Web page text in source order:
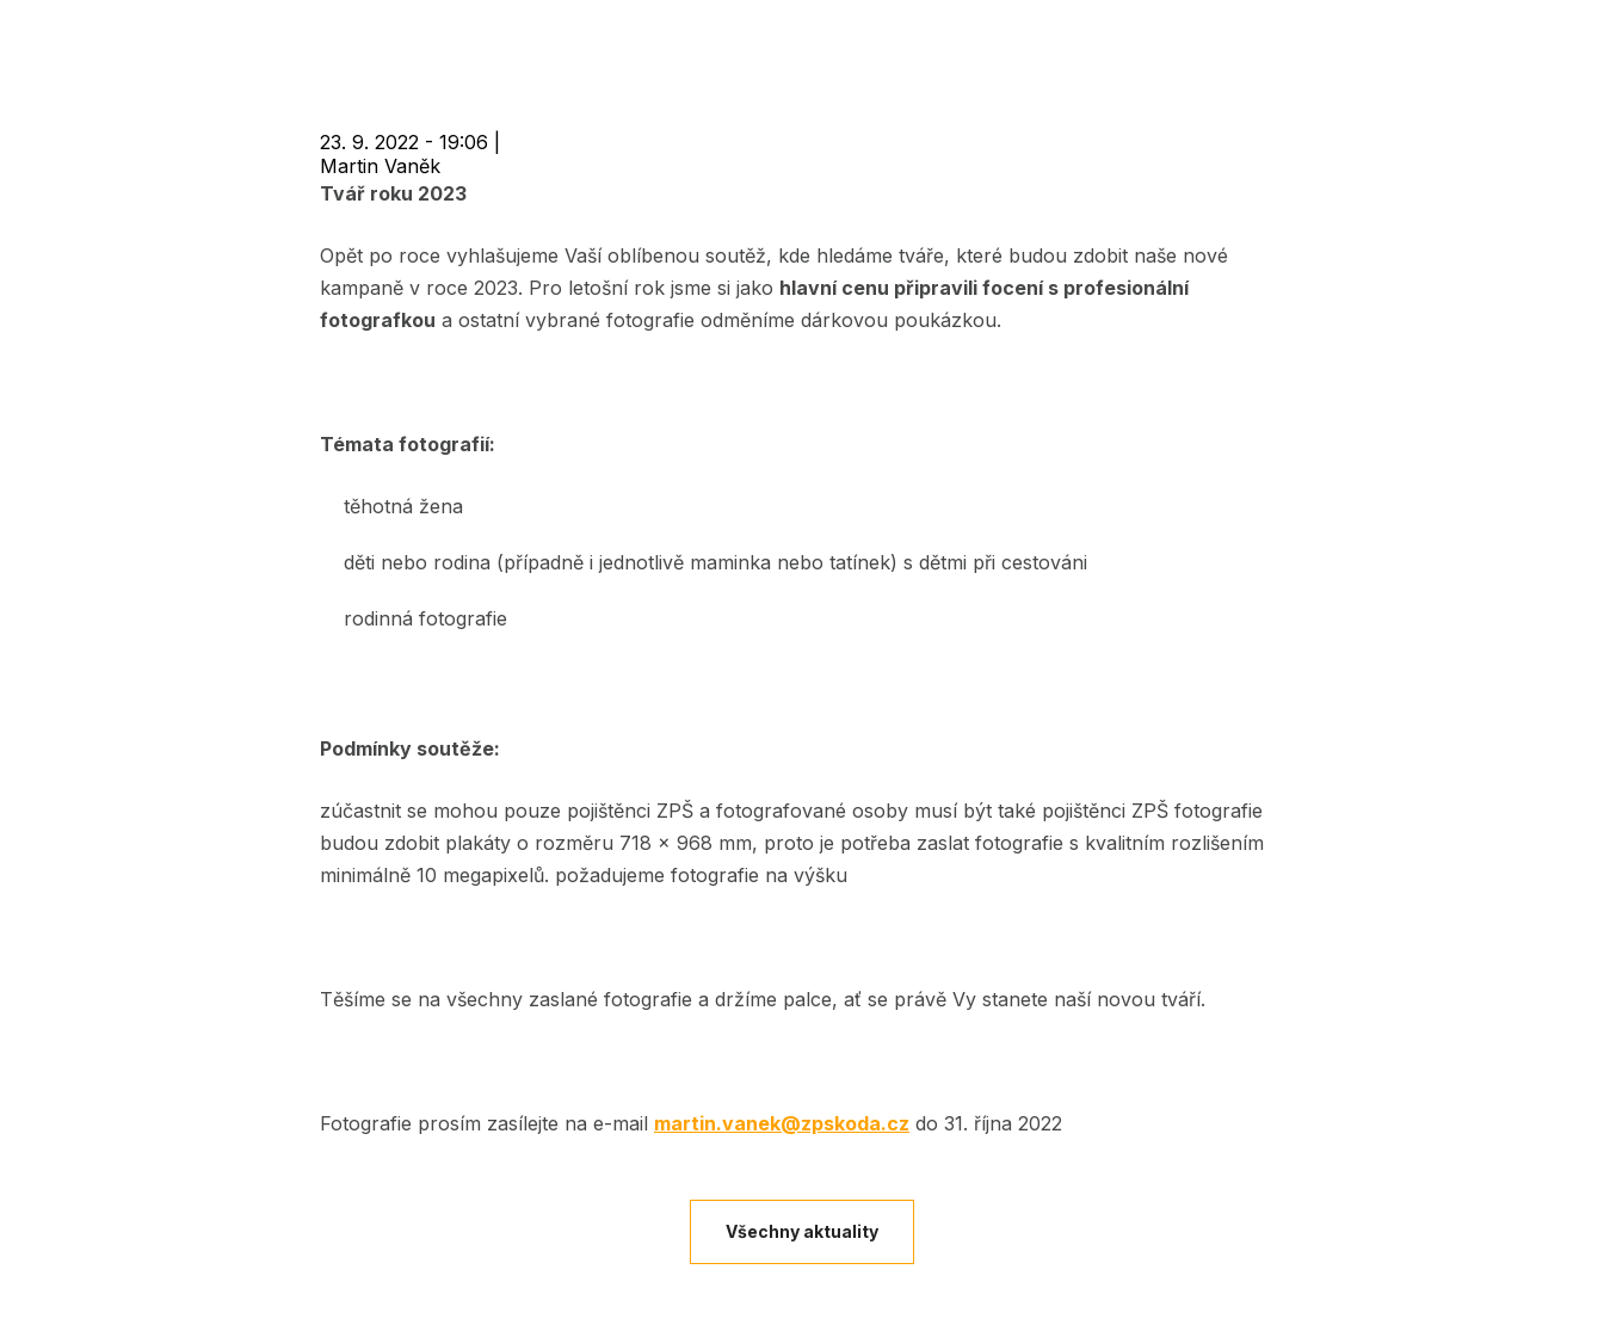
23. 9. 2022 - 19:06
Martin Vaněk
Tvář roku 2023
Opět po roce vyhlašujeme Vaší oblíbenou soutěž, kde hledáme tváře, které budou zdobit naše nové
kampaně v roce 2023. Pro letošní rok jsme si jako hlavní cenu připravili focení s profesionální
fotografkou a ostatní vybrané fotografie odměníme dárkovou poukázkou.
Témata fotografií:
těhotná žena
děti nebo rodina (případně i jednotlivě maminka nebo tatínek) s dětmi při cestováni
rodinná fotografie
Podmínky soutěže:
zúčastnit se mohou pouze pojištěnci ZPŠ a fotografované osoby musí být také pojištěnci ZPŠ fotografie
budou zdobit plakáty o rozměru 718 x 968 mm, proto je potřeba zaslat fotografie s kvalitním rozlišením
minimálně 10 megapixelů. požadujeme fotografie na výšku
Těšíme se na všechny zaslané fotografie a držíme palce, ať se právě Vy stanete naší novou tváří.
Fotografie prosím zasílejte na e-mail martin.vanek@zpskoda.cz do 31. října 2022
Všechny aktuality